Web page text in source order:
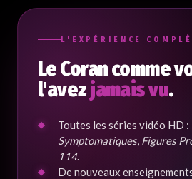
L'EXPÉRIENCE
Le Coran comme
l'avezjamais vu.
Toutes les séries vidéo HD :
Symptomatiques, Figures
114.
De nouveaux